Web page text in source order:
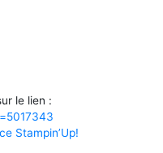
le lien :
Stampin’Up!